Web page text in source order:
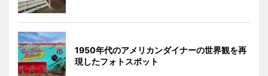
1950年代のアメリカンダイナーの世界観を再
現したフォトスポット